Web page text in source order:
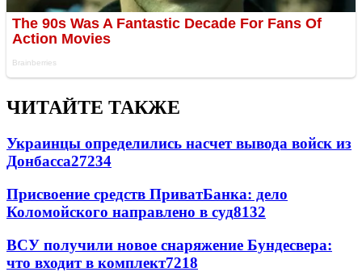
ЧИТАЙТЕ ТАКЖЕ
Украинцы определились насчет вывода войск из
Донбасса27234
Присвоение средств ПриватБанка: дело
Коломойского направлено в суд8132
ВСУ получили новое снаряжение Бундесвера:
что входит в комплект7218